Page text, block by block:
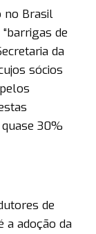
no Brasil
de
da
sócios
30%
de
a adoção da